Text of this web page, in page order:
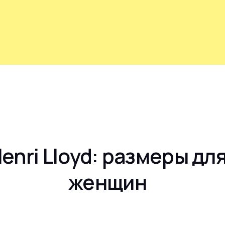
Lloyd: размеры
женщин